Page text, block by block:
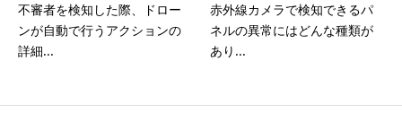
不審者を検知した際、ドロー
ンが自動で行うアクションの
詳細...
赤外線カメラで検知できるパ
ネルの異常にはどんな種類が
あり...